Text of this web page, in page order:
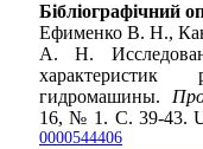
Бібліографічний
Ефименко В. Н.,
А. Н.
характеристик
гидромашины.
16, № 1. С. 39-43.
0000544406